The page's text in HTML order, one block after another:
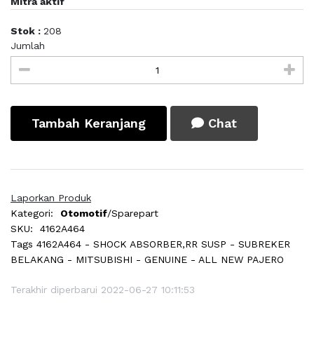
Stok : 208
Jumlah
Tambah Keranjang Chat
Laporkan Produk
Kategori:
Otomotif/Sparepart
SKU:
4162A464
Tags 4162A464 - SHOCK ABSORBER,RR SUSP - SUBREKER
BELAKANG - MITSUBISHI - GENUINE - ALL NEW PAJERO
Terakhir diperbarui 2022-06-27 10:11:53